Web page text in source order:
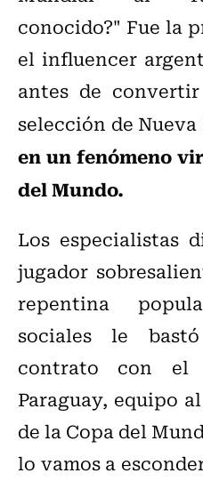
conocido?" Fue la
el influencer
antes de
selección de
en un fenómeno
del Mundo.
Los especialistas
jugador
repentina
sociales le
contrato con el
Paraguay, equipo
de la Copa del
lo vamos a